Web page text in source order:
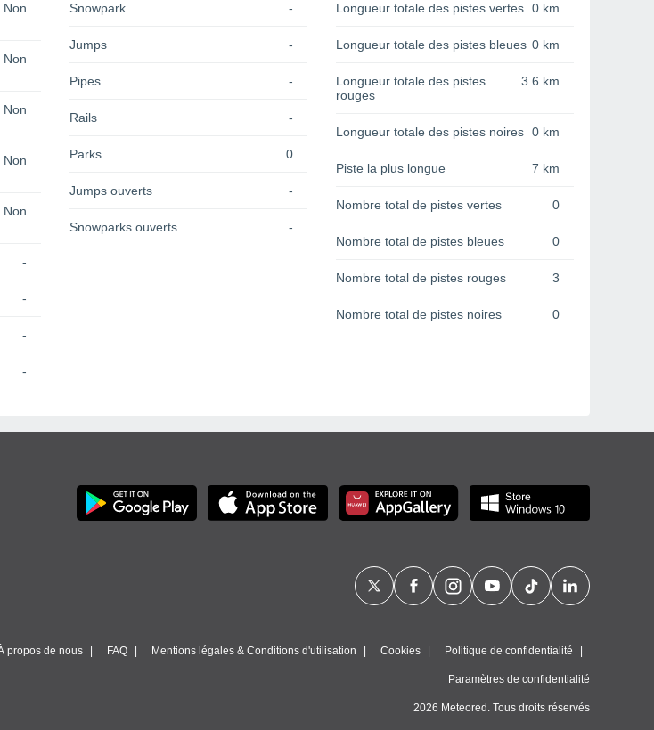
Non
Non
Non
Non
Non
-
-
-
-
Snowpark -
Jumps -
Pipes -
Rails -
Parks 0
Jumps ouverts -
Snowparks ouverts -
Longueur totale des pistes vertes 0 km
Longueur totale des pistes bleues 0 km
Longueur totale des pistes
rouges
3.6 km
Longueur totale des pistes noires 0 km
Piste la plus longue 7 km
Nombre total de pistes vertes 0
Nombre total de pistes bleues 0
Nombre total de pistes rouges 3
Nombre total de pistes noires 0
propos de nous FAQ Mentions légales & Conditions d'utilisation Cookies Politique de confidentialité
Paramètres de confidentialité
2026 Meteored. Tous droits réservés